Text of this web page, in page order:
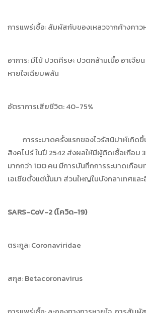
การแพร่เชื้อ: สัมผัสกับของเหลวจากค้างคา
อาการ: มีไข้ ปวดศีรษะ ปวดกล้ามเนื้อ อาเจีย
หายใจเฉียบพลัน
อัตราการเสียชีวิต: 40-75%
การระบาดครั้งแรกของไวรัสนิปาห์เกิดขึ้น
สิงคโปร์ ในปี 2542 ส่งผลให้มีผู้ติดเชื้อเกือบ
มากกว่า 100 คน มีการบันทึกการระบาดเกือ
เอเชียตั้งแต่นั้นมา ส่วนใหญ่ในบังกลาเทศแล
SARS-CoV-2 (โควิด-19)
ตระกูล: Coronaviridae
สกุล: Betacoronavirus